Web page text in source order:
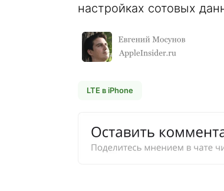
настройках сотовых
LTE в iPhone